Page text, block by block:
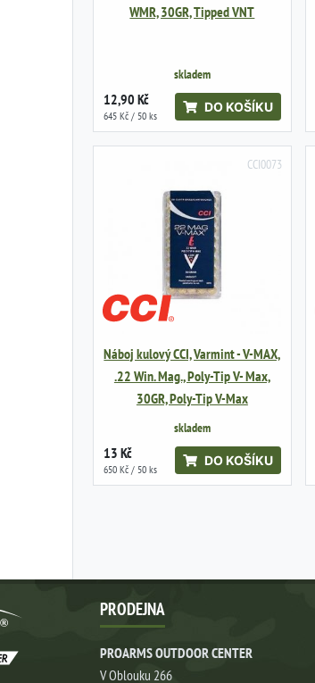
WMR, 30GR, Tipped VNT
skladem
12,90 Kč
645 Kč / 50 ks
DO KOŠÍKU
CCI0073
Náboj kulový CCI, Varmint - V-MAX,
.22 Win. Mag., Poly-Tip V- Max,
30GR, Poly-Tip V-Max
skladem
13 Kč
650 Kč / 50 ks
DO KOŠÍKU
PRODEJNA
PROARMS OUTDOOR CENTER
V Oblouku 266